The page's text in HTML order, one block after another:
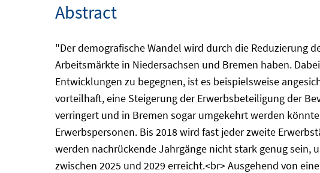
Abstract
"Der demografische Wandel wird durch die Reduzierung
Arbeitsmärkte in Niedersachsen und Bremen haben.
Entwicklungen zu begegnen, ist es beispielsweise
vorteilhaft, eine Steigerung der Erwerbsbeteiligung der
verringert und in Bremen sogar umgekehrt werden
Erwerbspersonen. Bis 2018 wird fast jeder zweite
werden nachrückende Jahrgänge nicht stark genug
zwischen 2025 und 2029 erreicht.<br> Ausgehend von